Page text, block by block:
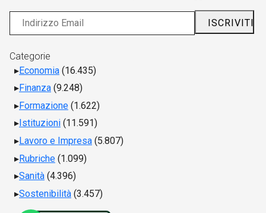
Categorie
Economia (16.435)
Finanza (9.248)
Formazione (1.622)
Istituzioni (11.591)
Lavoro e Impresa (5.807)
Rubriche (1.099)
Sanità (4.396)
Sostenibilità (3.457)